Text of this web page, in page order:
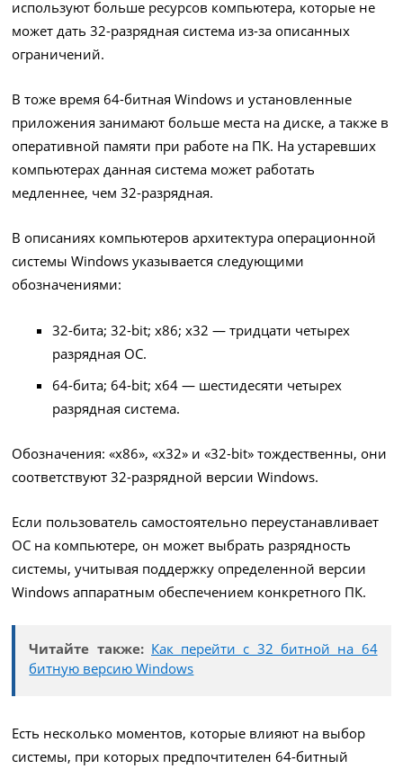
используют больше ресурсов компьютера, которые не
может дать 32-разрядная система из-за описанных
ограничений.
В тоже время 64-битная Windows и установленные
приложения занимают больше места на диске, а также в
оперативной памяти при работе на ПК. На устаревших
компьютерах данная система может работать
медленнее, чем 32-разрядная.
В описаниях компьютеров архитектура операционной
системы Windows указывается следующими
обозначениями:
32-бита; 32-bit; x86; x32 — тридцати четырех
разрядная ОС.
64-бита; 64-bit; x64 — шестидесяти четырех
разрядная система.
Обозначения: «x86», «x32» и «32-bit» тождественны, они
соответствуют 32-разрядной версии Windows.
Если пользователь самостоятельно переустанавливает
ОС на компьютере, он может выбрать разрядность
системы, учитывая поддержку определенной версии
Windows аппаратным обеспечением конкретного ПК.
Читайте также: Как перейти с 32 битной на 64
битную версию Windows
Есть несколько моментов, которые влияют на выбор
системы, при которых предпочтителен 64-битный